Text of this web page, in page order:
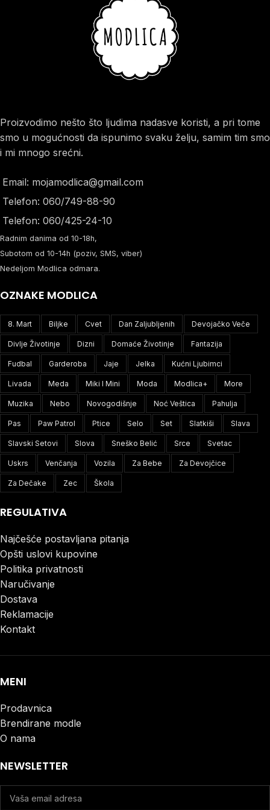
Proizvodimo nešto što ljudima nadasve koristi, a pri tome
smo u mogućnosti da ispunimo svaku želju, samim tim smo
i mi mnogo srećni.
Email: mojamodlica@gmail.com
Telefon: 060/749-88-90
Telefon: 060/425-24-10
Radnim danima od 10-18h,
Subotom od 10-14h (poziv, SMS, viber)
Nedeljom Modlica odmara.
OZNAKE MODLICA
8. Mart Biljke Cvet Dan Zaljubljenih Devojačko Veče
Divlje Životinje Dizni Domaće Životinje Fantazija
Fudbal Garderoba Jaje Jelka Kućni Ljubimci
Livada Meda Miki I Mini Moda Modlica+ More
Muzika Nebo Novogodišnje Noć Veštica Pahulja
Pas Paw Patrol Ptice Selo Set Slatkiši Slava
Slavski Setovi Slova Sneško Belić Srce Svetac
Uskrs Venčanja Vozila Za Bebe Za Devojčice
Za Dečake Zec Škola
REGULATIVA
Najčešće postavljana pitanja
Opšti uslovi kupovine
Politika privatnosti
Naručivanje
Dostava
Reklamacije
Kontakt
MENI
Prodavnica
Brendirane modle
O nama
NEWSLETTER